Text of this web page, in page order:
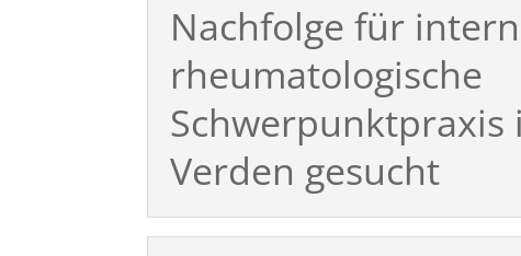
Nachfolge für
rheumatologische
Schwerpunktpraxis
Verden gesucht